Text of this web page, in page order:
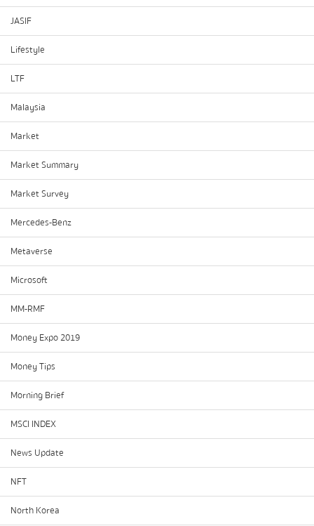
JASIF
Lifestyle
LTF
Malaysia
Market
Market Summary
Market Survey
Mercedes-Benz
Metaverse
Microsoft
MM-RMF
Money Expo 2019
Money Tips
Morning Brief
MSCI INDEX
News Update
NFT
North Korea